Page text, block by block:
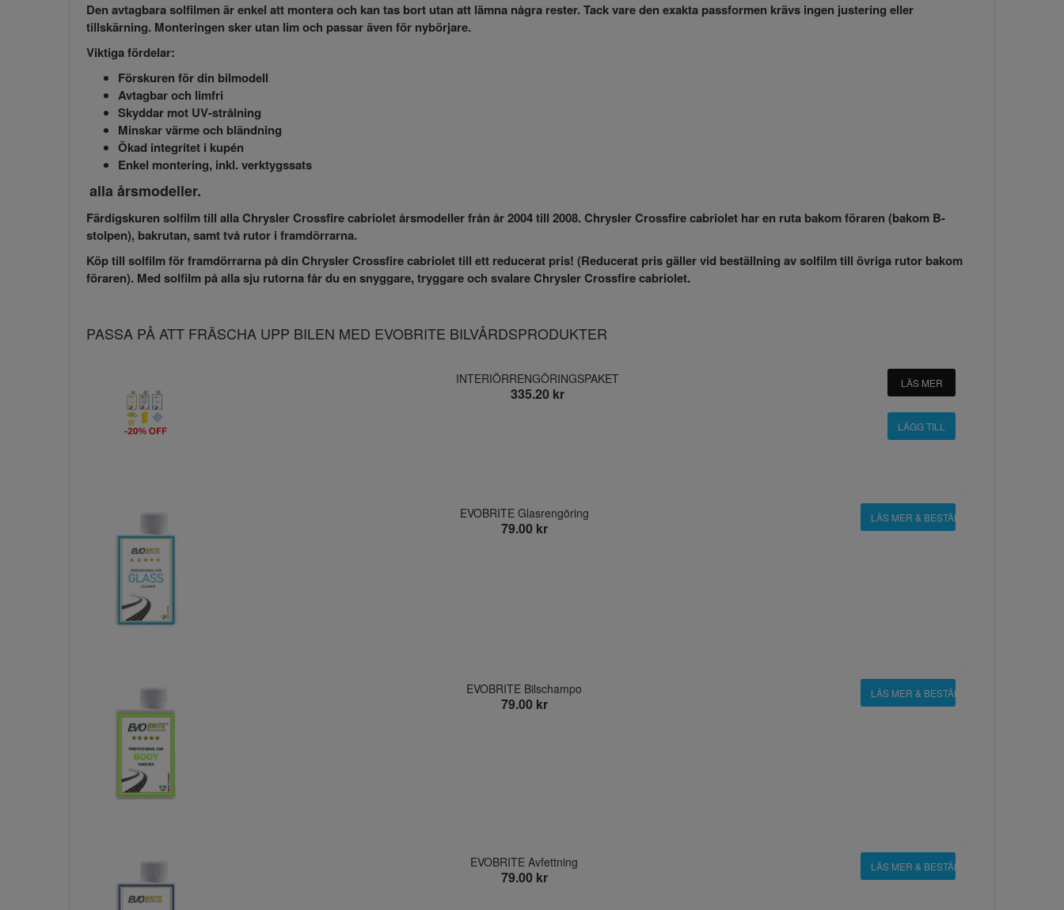
Den avtagbara solfilmen är enkel att montera och kan tas bort utan att lämna några rester. Tack vare den exakta passformen krävs ingen justering eller
tillskärning. Monteringen sker utan lim och passar även för nybörjare.
Viktiga fördelar:
Förskuren för din bilmodell
Avtagbar och limfri
Skyddar mot UV-strålning
Minskar värme och bländning
Ökad integritet i kupén
Enkel montering, inkl. verktygssats
alla årsmodeller.
Färdigskuren solfilm till alla Chrysler Crossfire cabriolet årsmodeller från år 2004 till 2008. Chrysler Crossfire cabriolet har en ruta bakom föraren (bakom B-
stolpen), bakrutan, samt två rutor i framdörrarna.
Köp till solfilm för framdörrarna på din Chrysler Crossfire cabriolet till ett reducerat pris! (Reducerat pris gäller vid beställning av solfilm till övriga rutor bakom
föraren). Med solfilm på alla sju rutorna får du en snyggare, tryggare och svalare Chrysler Crossfire cabriolet.
PASSA PÅ ATT FRÄSCHA UPP BILEN MED EVOBRITE BILVÅRDSPRODUKTER
INTERIÖRRENGÖRINGSPAKET
335.20 kr
LÄS MER
EVOBRITE Glasrengöring
79.00 kr
LÄS MER & BESTÄLL
EVOBRITE Bilschampo
79.00 kr
LÄS MER & BESTÄLL
EVOBRITE Avfettning
79.00 kr
LÄS MER & BESTÄLL